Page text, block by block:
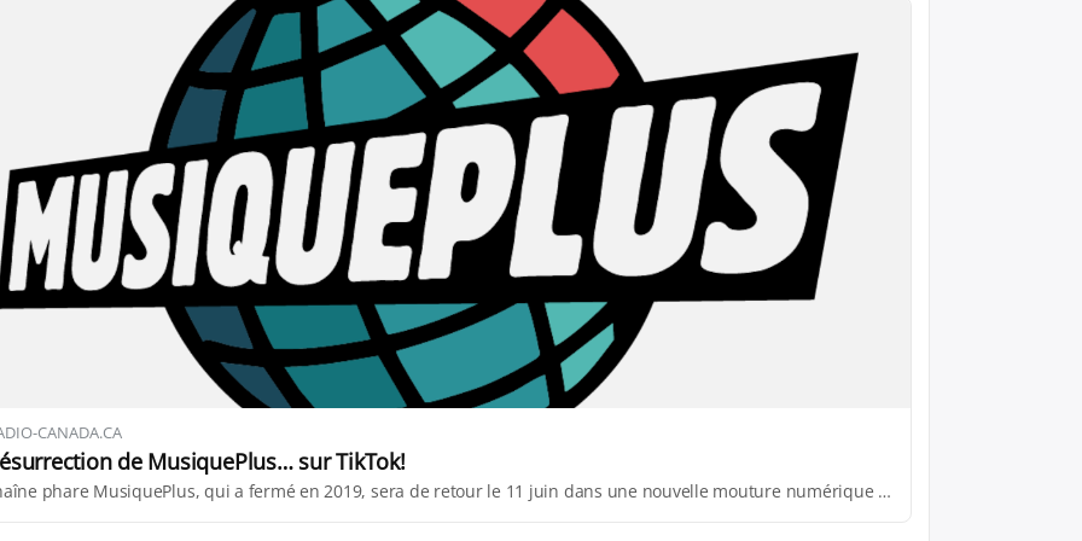
CANADA.CA
de MusiquePlus… sur TikTok!
La chaîne phare MusiquePlus, qui a fermé en 2019, sera de retour le 11 juin dans une nouvelle mouture numérique sur la plateforme TikTok.